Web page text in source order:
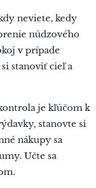
neviete, kedy
núdzového
v prípade
stanoviť cieľ a
je kľúčom k
stanovte si
nákupy sa
Učte sa